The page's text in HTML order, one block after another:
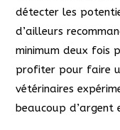
détecter les
d’ailleurs
minimum deux fois
profiter pour faire
vétérinaires
beaucoup d’argent